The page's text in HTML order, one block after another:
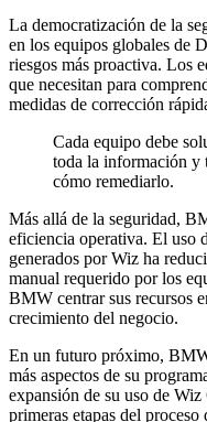
La democratización de la
en los equipos globales de
riesgos más proactiva. Los
que necesitan para
medidas de corrección
Cada equipo debe
toda la información y
cómo remediarlo.
Más allá de la seguridad,
eficiencia operativa. El uso
generados por Wiz ha
manual requerido por los
BMW centrar sus recursos
crecimiento del negocio.
En un futuro próximo,
más aspectos de su
expansión de su uso de
primeras etapas del